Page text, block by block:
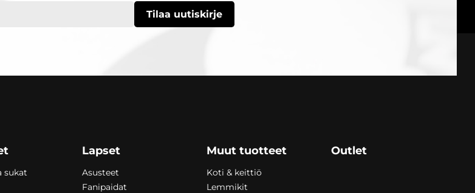
sukat
Lapset
Asusteet
Fanipaidat
Muut tuotteet
Koti & keittiö
Lemmikit
Outlet